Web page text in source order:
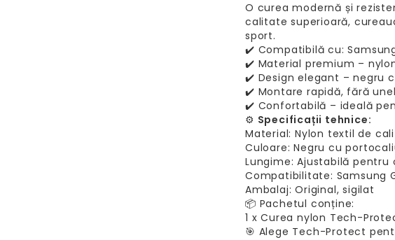
O curea modernă și
calitate superioară,
sport.
✔️ Compatibilă cu:
✔️ Material premium –
✔️ Design elegant – negru
✔️ Montare rapidă, fără
✔️ Confortabilă – ideală
⚙️ Specificații tehnice:
Material: Nylon textil de
Culoare: Negru cu
Lungime: Ajustabilă
Compatibilitate: Samsung
Ambalaj: Original, sigilat
📦 Pachetul conține:
1 x Curea nylon Tech-
🎯 Alege Tech-Protect